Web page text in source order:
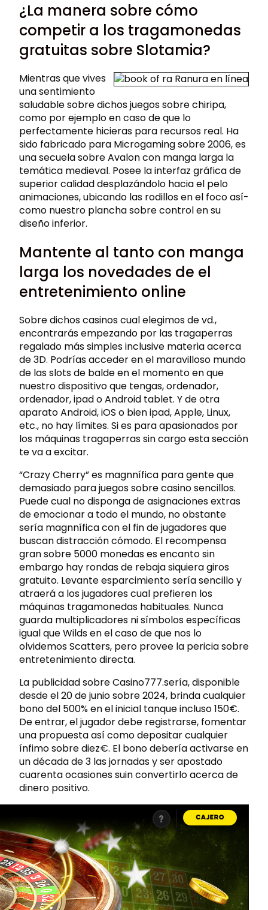
¿La manera sobre cómo
competir a los tragamonedas
gratuitas sobre Slotamia?
Mientras que vives
una sentimiento
saludable sobre dichos juegos sobre chiripa,
como por ejemplo en caso de que lo
perfectamente hicieras para recursos real. Ha
sido fabricado para Microgaming sobre 2006, es
una secuela sobre Avalon con manga larga la
temática medieval. Posee la interfaz gráfica de
superior calidad desplazándolo hacia el pelo
animaciones, ubicando las rodillos en el foco así­
como nuestro plancha sobre control en su
diseño inferior.
Mantente al tanto con manga
larga los novedades de el
entretenimiento online
Sobre dichos casinos cual elegimos de vd.,
encontrarás empezando por las tragaperras
regalado más simples inclusive materia acerca
de 3D. Podrías acceder en el maravilloso mundo
de las slots de balde en el momento en que
nuestro dispositivo que tengas, ordenador,
ordenador, ipad o Android tablet. Y de otra
aparato Android, iOS o bien ipad, Apple, Linux,
etc., no hay límites. Si es para apasionados por
los máquinas tragaperras sin cargo esta sección
te va a excitar.
“Crazy Cherry” es magnnífica para gente que
demasiado para juegos sobre casino sencillos.
Puede cual no disponga de asignaciones extras
de emocionar a todo el mundo, no obstante
serí­a magnnífica con el fin de jugadores que
buscan distracción cómodo. El recompensa
gran sobre 5000 monedas es encanto sin
embargo hay rondas de rebaja siquiera giros
gratuito. Levante esparcimiento serí­a sencillo y
atraerá a los jugadores cual prefieren los
máquinas tragamonedas habituales. Nunca
guarda multiplicadores ni símbolos específicas
igual que Wilds en el caso de que nos lo
olvidemos Scatters, pero provee la pericia sobre
entretenimiento directa.
La publicidad sobre Casino777.serí­a, disponible
desde el 20 de junio sobre 2024, brinda cualquier
bono del 500% en el inicial tanque incluso 150€.
De entrar, el jugador debe registrarse, fomentar
una propuesta así­ como depositar cualquier
ínfimo sobre diez€. El bono debería activarse en
un década de 3 las jornadas y ser apostado
cuarenta ocasiones suin convertirlo acerca de
dinero positivo.